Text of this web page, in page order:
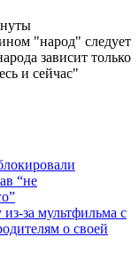
"народ" следует
зависит только
и сейчас"
“не
за мультфильма c
о своей